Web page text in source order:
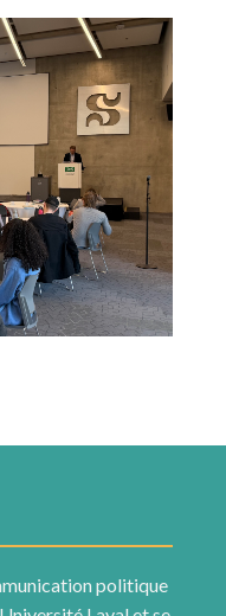
politique